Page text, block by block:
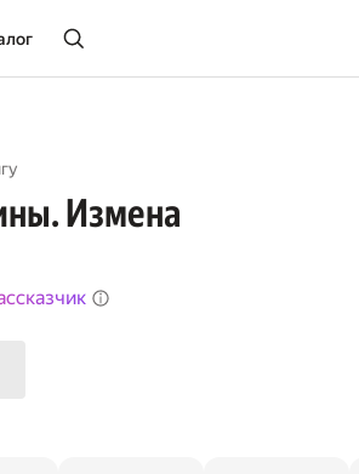
Измена